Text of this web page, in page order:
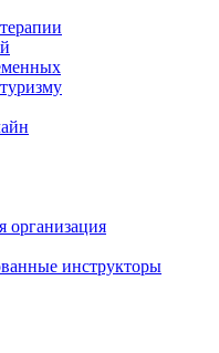
организация
инструкторы